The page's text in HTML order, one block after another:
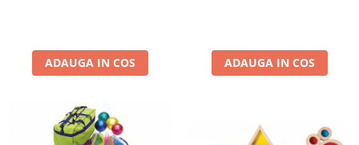
ADAUGA IN COS ADAUGA IN COS